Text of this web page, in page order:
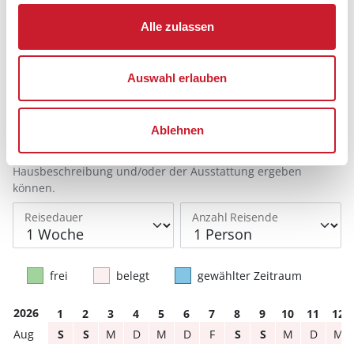
Alle zulassen
Auswahl erlauben
Ablehnen
Belegungskalender
Anreisetag im Belegungskalender anklicken
Sie bekommen Verfügbarkeit und Preis angezeigt
Reisedauer Anzahl Reisende
Bitte beachten Sie, dass sich bei Änderungen des
Reisezeitraumes auch Änderungen bei der
Hausbeschreibung und/oder der Ausstattung ergeben
können.
frei belegt gewählter Zeitraum
2026 1 2 3 4 5 6 7 8 9 10 11
12
S
S M D M D F S S M D
M